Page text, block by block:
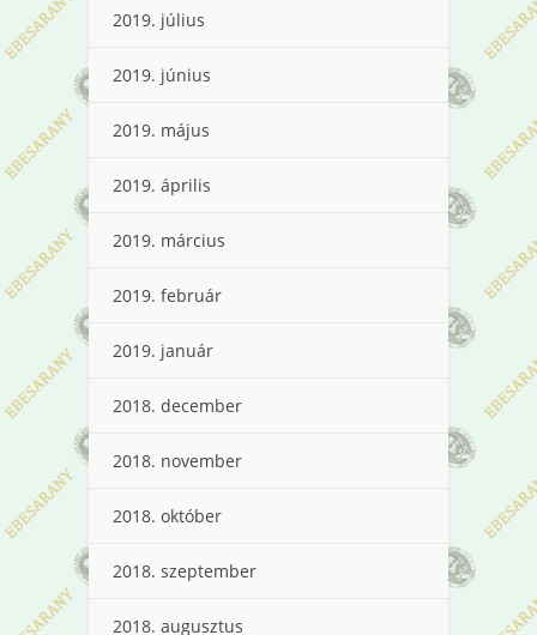
2019. július
2019. június
2019. május
2019. április
2019. március
2019. február
2019. január
2018. december
2018. november
2018. október
2018. szeptember
2018. augusztus